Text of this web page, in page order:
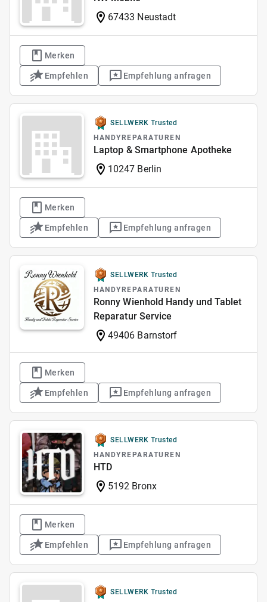
67433 Neustadt
Merken
Empfehlen Empfehlung anfragen
SELLWERK Trusted
HANDYREPARATUREN
Laptop & Smartphone Apotheke
10247 Berlin
Merken
Empfehlen Empfehlung anfragen
SELLWERK Trusted
HANDYREPARATUREN
Ronny Wienhold Handy und Tablet
Reparatur Service
49406 Barnstorf
Merken
Empfehlen Empfehlung anfragen
SELLWERK Trusted
HANDYREPARATUREN
HTD
5192 Bronx
Merken
Empfehlen Empfehlung anfragen
SELLWERK Trusted